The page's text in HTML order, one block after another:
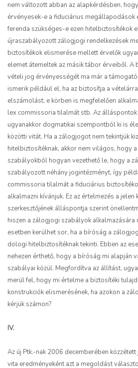
nem változott abban az alapkérdésben, hogy
érvényesek-e a fiduciárius megállapodások
ferenda szükséges-e ezen hitelbiztosítékok
újraszabályozott zálogjogi rendelkezések
biztosítékok elismerése mellett érvelők
elemet átemeltek az másik tábor érveiből. A
vételi jog érvényességét ma már a
ismerik például el, ha az biztosítja a
elszámolást, e körben is megfelelően
lex commissoriatilalmát stb. Az
ugyanakkor dogmatikai szempontból ki is
közötti vitát. Ha a zálogjogot nem tekintjük
hitelbiztosítéknak, akkor nem világos, hogy
szabályokból hogyan vezethető le, hogy a
szabályozott néhány jogintézményt, így
commissoriatilalmát a fiduciárius
alkalmazni kívánjuk. Ez az értelmezés a jelen
szerkesztőjének álláspontja szerint
hiszen a zálogjogi szabályok alkalmazására
esetben kerülhet sor, ha a bíróság a
dologi hitelbiztosítéknak tekinti. Ebben az
nehezen érthető, hogy a bíróság mi alapján
szabályai közül. Megfordítva az állítást,
merül fel, hogy mi értelme a biztosítéki
konstrukciók elismerésének, ha azokon a
kérjük számon?
IV.
Az új Ptk.-nak 2006 decemberében
vita eredményeként azt a megoldást